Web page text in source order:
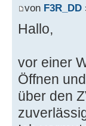
von F3R_DD
Hallo,
vor einer
Öffnen
über den